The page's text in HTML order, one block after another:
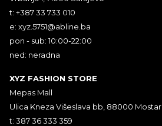
t: +387 33 733 010
e: xyz.5751@abline.ba
pon - sub: 10:00-22:00
ned: neradna
XYZ FASHION STORE
Mepas Mall
Ulica Kneza Višeslava bb, 88000 Mostar
t: 387 36 333 359